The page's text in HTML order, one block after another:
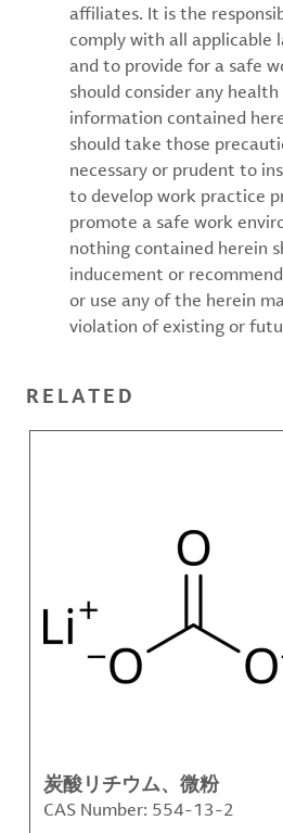
affiliates. It is the
comply with all applicable
and to provide for a safe
should consider any
information contained
should take those
necessary or prudent to
to develop work practice
promote a safe work
nothing contained herein
inducement or
or use any of the herein
violation of existing or
RELATED
炭酸リチウム、微粉
CAS Number: 554-13-2